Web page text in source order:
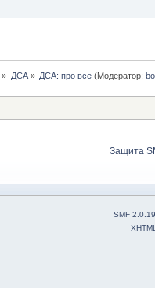
» ДСА» ДСА: про все(Модератор:
Защита
SMF 2.0.19